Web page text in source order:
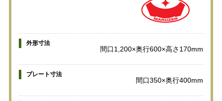
外形寸法
間口1,200×奥行600×高さ170mm
プレート寸法
間口350×奥行400mm